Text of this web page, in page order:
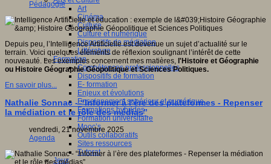
Art
Cinéma
Culture
Culture et numérique
Dispositifs de médiation
Littérature
Formation
Compétences professionnelles
Dispositifs de formation
E- formation
Enjeux et évolutions
Enseignement supérieur et numérique
Formations hybrides
Formation universitaire
Mooc’s
Outils collaboratifs
Sites ressources
Tutorat
Jeux
Pédagogie
Depuis peu, l’Intelligence Artificielle est devenue un sujet d’actualité sur le
terrain. Voici quelques éléments de réflexion soulignant l’intérêt de cette
nouveauté. Les exemples concernent mes matières, l'Histoire et Géographie
ou Histoire Géographie Géopolitique et Sciences Politiques.
En savoir plus...
Nathalie Sonnac - “Informer à l’ère des plateformes - Repenser
la médiation et le rôle des médias”
vendredi, 21 novembre 2025
Agenda